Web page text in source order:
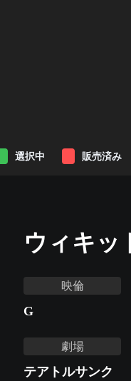
選択中 販売済み
ウィキッ
映倫
G
劇場
テアトルサンク